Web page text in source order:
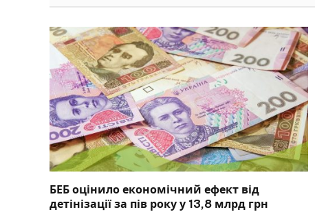
БЕБ оцінило економічний ефект від
детінізації за пів року у 13,8 млрд грн